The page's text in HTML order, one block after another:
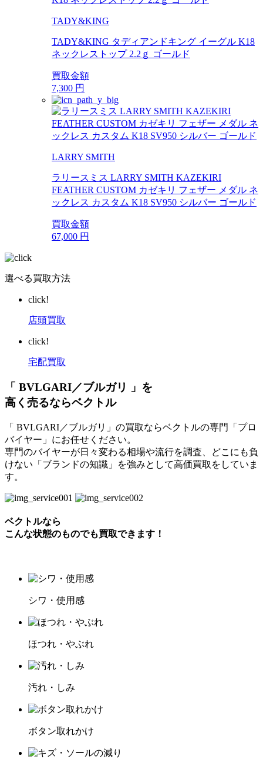
TADY&KING
TADY&KING タディアンドキング イーグル K18
ネックレストップ 2.2ｇ ゴールド
買取金額
7,300 円
LARRY SMITH
ラリースミス LARRY SMITH KAZEKIRI
FEATHER CUSTOM カゼキリ フェザー メダル ネ
ックレス カスタム K18 SV950 シルバー ゴールド
買取金額
67,000 円
選べる買取方法
click!
店頭買取
click!
宅配買取
「 BVLGARI／ブルガリ 」を
高く売るならベクトル
「 BVLGARI／ブルガリ」の買取ならベクトルの専門「プロ
バイヤー」にお任せください。
専門のバイヤーが日々変わる相場や流行を調査、どこにも負
けない「ブランドの知識」を強みとして高価買取をしていま
す。
ベクトルなら
こんな状態のものでも買取できます！
シワ・使用感
ほつれ・やぶれ
汚れ・しみ
ボタン取れかけ